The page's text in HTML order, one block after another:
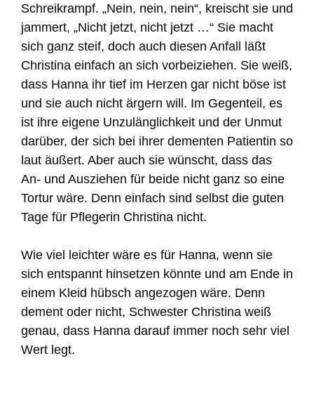
Schreikrampf. „Nein, nein, nein“, kreischt sie und
jammert, „Nicht jetzt, nicht jetzt …“ Sie macht
sich ganz steif, doch auch diesen Anfall läßt
Christina einfach an sich vorbeiziehen. Sie weiß,
dass Hanna ihr tief im Herzen gar nicht böse ist
und sie auch nicht ärgern will. Im Gegenteil, es
ist ihre eigene Unzulänglichkeit und der Unmut
darüber, der sich bei ihrer dementen Patientin so
laut äußert. Aber auch sie wünscht, dass das
An- und Ausziehen für beide nicht ganz so eine
Tortur wäre. Denn einfach sind selbst die guten
Tage für Pflegerin Christina nicht.
Wie viel leichter wäre es für Hanna, wenn sie
sich entspannt hinsetzen könnte und am Ende in
einem Kleid hübsch angezogen wäre. Denn
dement oder nicht, Schwester Christina weiß
genau, dass Hanna darauf immer noch sehr viel
Wert legt.